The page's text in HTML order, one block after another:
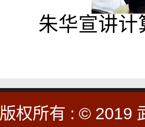
朱华宣讲计
版权所有 : © 2019